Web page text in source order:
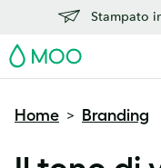
Stampato
MOO
Home > Branding